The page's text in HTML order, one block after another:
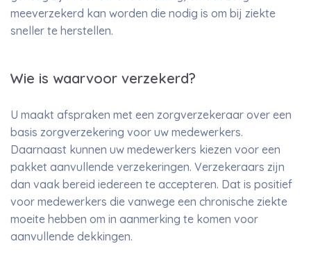
meeverzekerd kan worden die nodig is om bij ziekte
sneller te herstellen.
Wie is waarvoor verzekerd?
U maakt afspraken met een zorgverzekeraar over een
basis zorgverzekering voor uw medewerkers.
Daarnaast kunnen uw medewerkers kiezen voor een
pakket aanvullende verzekeringen. Verzekeraars zijn
dan vaak bereid iedereen te accepteren. Dat is positief
voor medewerkers die vanwege een chronische ziekte
moeite hebben om in aanmerking te komen voor
aanvullende dekkingen.